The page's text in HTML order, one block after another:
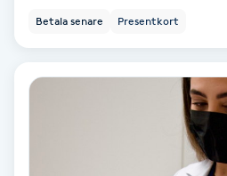
Hollywood Peel
Hot Stone Massage
Betala senare Presentkort